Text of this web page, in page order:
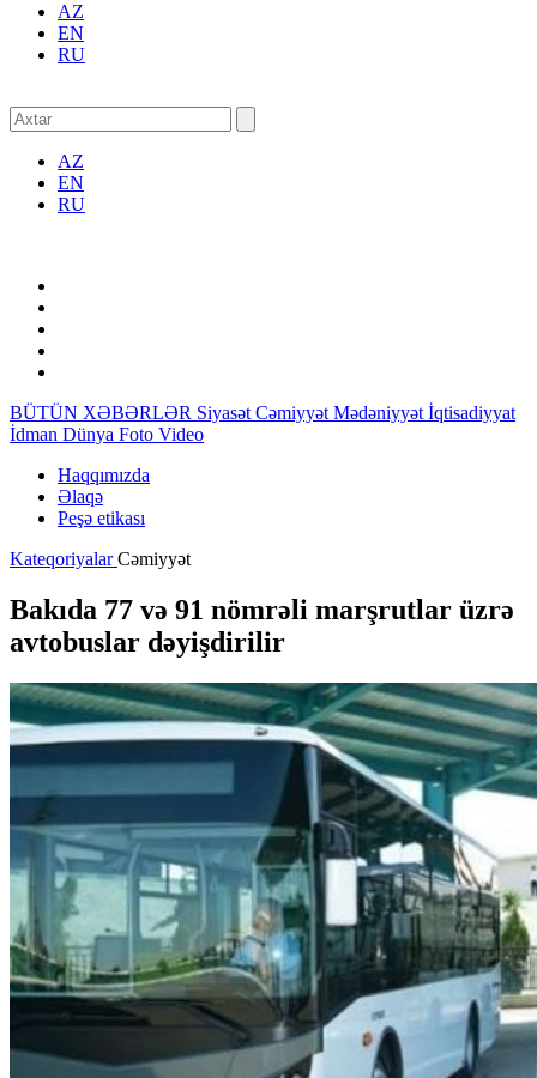
AZ
EN
RU
AZ
EN
RU
BÜTÜN XƏBƏRLƏR Siyasət Cəmiyyət Mədəniyyət İqtisadiyyat
İdman Dünya Foto Video
Haqqımızda
Əlaqə
Peşə etikası
KateqoriyalarCəmiyyət
Bakıda 77 və 91 nömrəli marşrutlar üzrə
avtobuslar dəyişdirilir